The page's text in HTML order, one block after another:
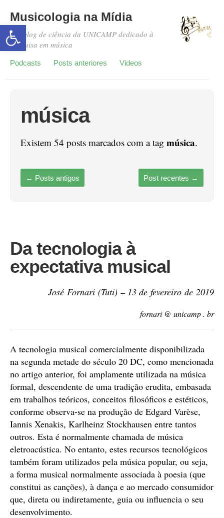
Abrir a barra de ferramentas
Musicologia na Mídia
Um blog de ciência da UNICAMP dedicado à
pesquisa em música
Podcasts Posts anteriores Videos
música
Existem 54 posts marcados com a tag música.
← Posts antigos Post recentes →
Da tecnologia à
expectativa musical
José Fornari (Tuti) – 13 de fevereiro de 2019
fornari @ unicamp . br
A tecnologia musical comercialmente disponibilizada
na segunda metade do século 20 DC, como mencionada
no artigo anterior, foi amplamente utilizada na música
formal, descendente de uma tradição erudita, embasada
em trabalhos teóricos, conceitos filosóficos e estéticos,
conforme observa-se na produção de Edgard Varèse,
Iannis Xenakis, Karlheinz Stockhausen entre tantos
outros. Esta é normalmente chamada de música
eletroacústica. No entanto, estes recursos tecnológicos
também foram utilizados pela música popular, ou seja,
a forma musical normalmente associada à poesia (que
constitui as canções), à dança e ao mercado consumidor
que, direta ou indiretamente, guia ou influencia o seu
desenvolvimento.